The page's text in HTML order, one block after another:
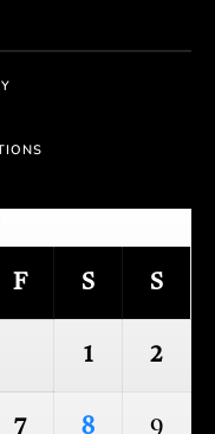
F S S
1 2
7 8 9